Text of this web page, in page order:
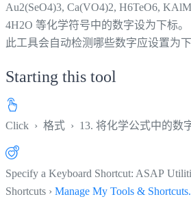
Au2(SeO4)3, Ca(VO4)2, H6TeO6,
4H2O 等化学符号中的数字设为下标。
此工具会自动检测哪些数字应设置为下
Starting this tool
Click › 格式 › 13. 将化学公式中的数
Specify a Keyboard Shortcut: ASAP
Shortcuts › Manage My Tools &